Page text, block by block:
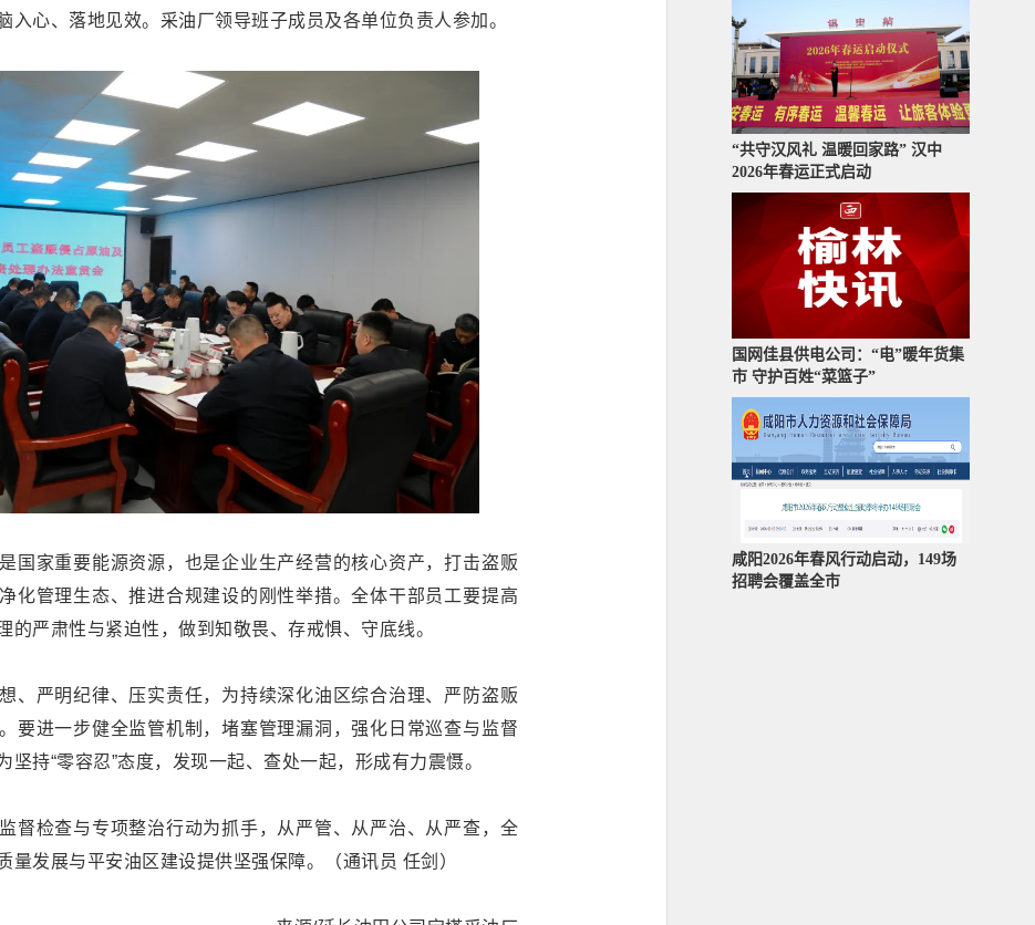
入心、落地见效。采油厂领导班子成员及各单位负责人参加。
国家重要能源资源，也是企业生产经营的核心资产，打击盗贩
化管理生态、推进合规建设的刚性举措。全体干部员工要提高
的严肃性与紧迫性，做到知敬畏、存戒惧、守底线。
、严明纪律、压实责任，为持续深化油区综合治理、严防盗贩
要进一步健全监管机制，堵塞管理漏洞，强化日常巡查与监督
持“零容忍”态度，发现一起、查处一起，形成有力震慑。
督检查与专项整治行动为抓手，从严管、从严治、从严查，全
量发展与平安油区建设提供坚强保障。（通讯员 任剑）
“共守汉风礼 温暖回家路” 汉中
2026年春运正式启动
国网佳县供电公司：“电”暖年货集
市 守护百姓“菜篮子”
咸阳2026年春风行动启动，149场
招聘会覆盖全市